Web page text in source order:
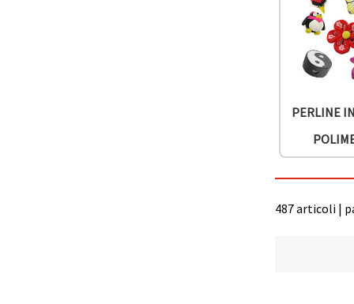
PERLINE
487 articoli |